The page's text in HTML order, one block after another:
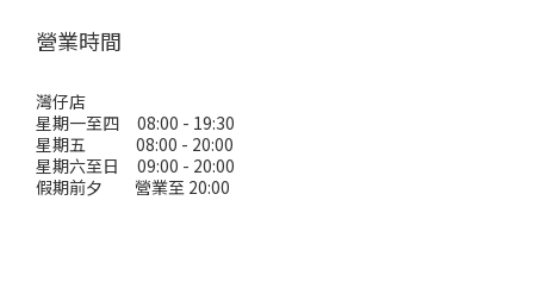
營業時間
灣仔店
星期一至四 08:00 - 19:30
星期五 08:00 - 20:00
星期六至日 09:00 - 20:00
假期前夕 營業至 20:00